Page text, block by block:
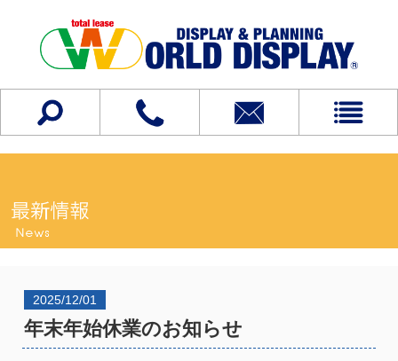
2025/12/01
年末年始休業のお知らせ